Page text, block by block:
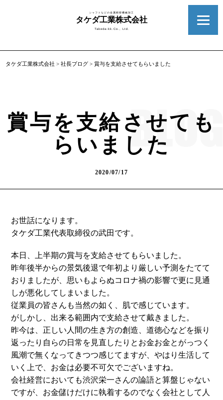
シャフトなどの金属精密機械加工
タケダ工業株式会社
Takeda-kk.Co., Ltd.
タケダ工業株式会社 >社長ブログ >賞与を支給させてもらいました
賞与を支給させても
らいました
2020/07/17
お世話になります。
タケダ工業代表取締役の武田です。
本日、上半期の賞与を支給させてもらいました。
昨年後半からの景気後退で年初より厳しい予測をたてて
おりましたが、思いもよらぬコロナ禍の影響で更に見通
しが悪化してしまいました。
従業員の皆さんも当然の如く、肌で感じています。
がしかし、出来る範囲内で支給させて戴きました。
昨今は、正しい人間の生き方の創造、道徳心などを振り
返ったり自らの日常を見直したりとお金お金とがっつく
風潮で無くなってきつつ感じてますが、やはり生活して
いく上で、お金は必要不可欠でございますね。
会社経営においても渋沢栄一さんの論語と算盤じゃない
ですが、お金儲けだけに執着するのでなく会社として人